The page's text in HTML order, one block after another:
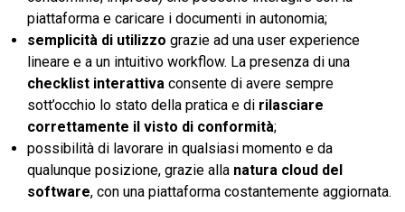
piattaforma e caricare i documenti in autonomia;
semplicità di utilizzo grazie ad una user experience
lineare e a un intuitivo workflow. La presenza di una
checklist interattiva consente di avere sempre
sott’occhio lo stato della pratica e di rilasciare
correttamente il visto di conformità;
possibilità di lavorare in qualsiasi momento e da
qualunque posizione, grazie alla natura cloud del
software, con una piattaforma costantemente aggiornata.